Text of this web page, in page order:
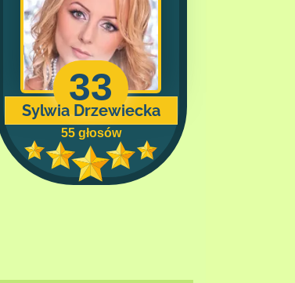
33
Sylwia Drzewiecka
55 głosów